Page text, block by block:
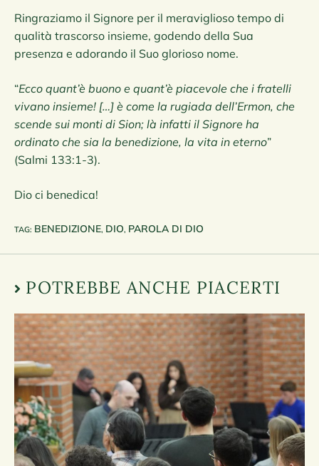
Ringraziamo il Signore per il meraviglioso tempo di
qualità trascorso insieme, godendo della Sua
presenza e adorando il Suo glorioso nome.
“Ecco quant’è buono e quant’è piacevole che i fratelli
vivano insieme! […] è come la rugiada dell’Ermon, che
scende sui monti di Sion; là infatti il Signore ha
ordinato che sia la benedizione, la vita in eterno”
(Salmi 133:1-3).
Dio ci benedica!
TAG: BENEDIZIONE, DIO, PAROLA DI DIO
POTREBBE ANCHE PIACERTI